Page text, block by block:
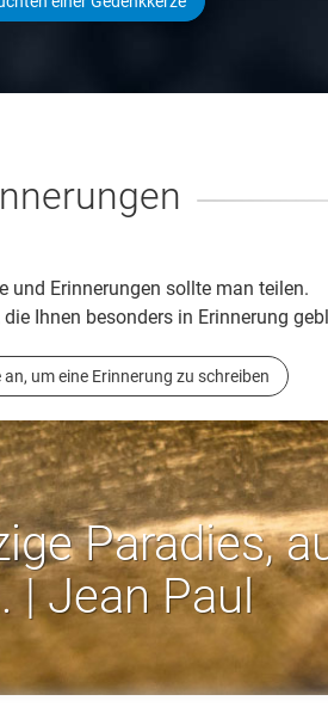
und Erinnerungen sollte man teilen.
Ihnen besonders in Erinnerung
um eine Erinnerung zu schreiben
Paradies,
| Jean Paul